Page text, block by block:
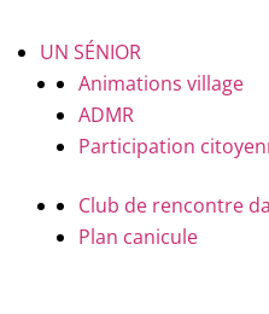
UN SÉNIOR
Animations village
ADMR
Participation
Club de rencontre
Plan canicule